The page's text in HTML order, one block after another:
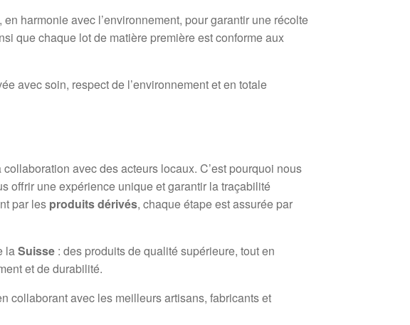
harmonie avec l’environnement, pour garantir une récolte
que chaque lot de matière première est conforme aux
avec soin, respect de l’environnement et en totale
avec des acteurs locaux. C’est pourquoi nous
offrir une expérience unique et garantir la traçabilité
par les produits dérivés, chaque étape est assurée par
laSuisse : des produits de qualité supérieure, tout en
et de durabilité.
collaborant avec les meilleurs artisans, fabricants et